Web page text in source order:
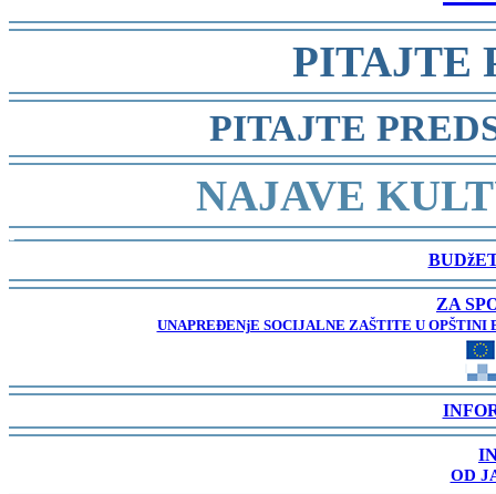
-
PITAJTE
-
PITAJTE
-
NAJAVE
-
-
ZA
UNAPREĐENjE SOCIJALNE ZAŠTITE U OPŠTINI
-
-
OD